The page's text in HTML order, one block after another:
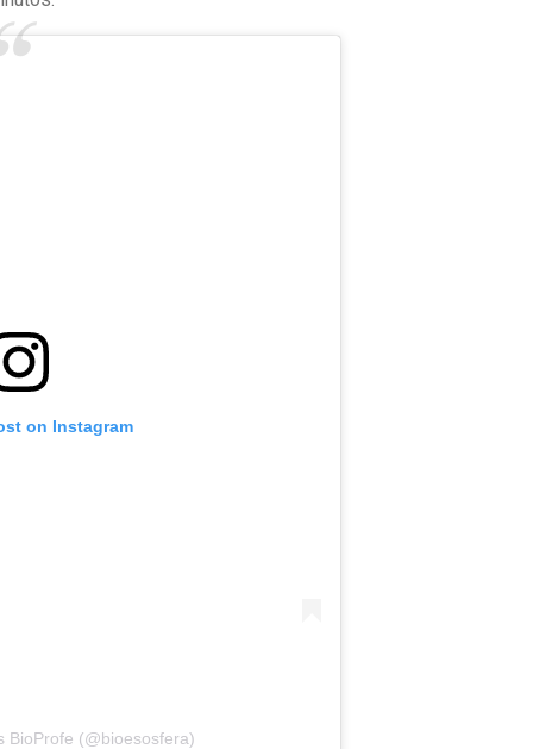
on Instagram
BioProfe (@bioesosfera)